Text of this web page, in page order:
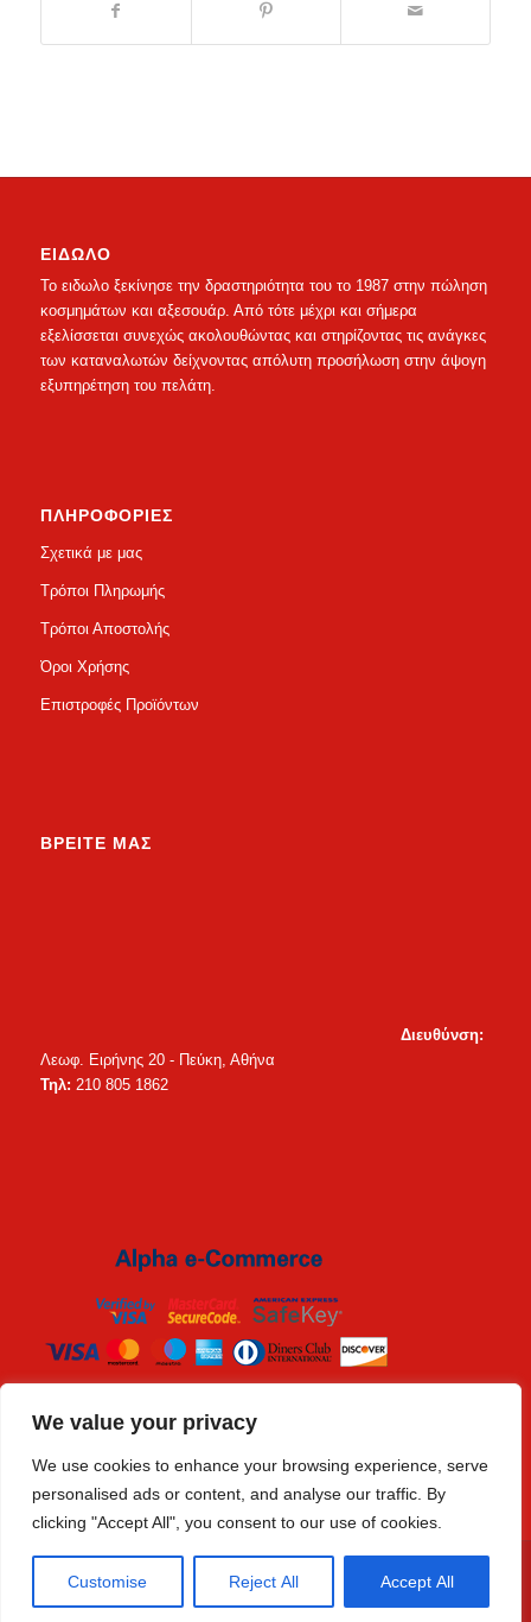
We value your privacy
We use cookies to enhance your browsing experience, serve
personalised ads or content, and analyse our traffic. By
clicking "Accept All", you consent to our use of cookies.
Customise Reject All Accept All
ΕΙΔΩΛΟ
Το ειδωλο ξεκίνησε την δραστηριότητα του το 1987 στην πώληση
κοσμημάτων και αξεσουάρ. Από τότε μέχρι και σήμερα
εξελίσσεται συνεχώς ακολουθώντας και στηρίζοντας τις ανάγκες
των καταναλωτών δείχνοντας απόλυτη προσήλωση στην άψογη
εξυπηρέτηση του πελάτη.
ΠΛΗΡΟΦΟΡΙΕΣ
Σχετικά με μας
Τρόποι Πληρωμής
Τρόποι Αποστολής
Όροι Χρήσης
Επιστροφές Προϊόντων
ΒΡΕΙΤΕ ΜΑΣ
Διευθύνση:
Λεωφ. Ειρήνης 20 - Πεύκη, Αθήνα
Τηλ: 210 805 1862
Όροι Χρήσης
Επιστροφές Προϊόντων